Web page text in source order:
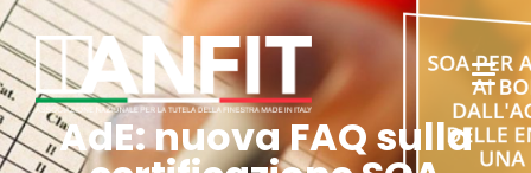
AdE: nuova FAQ sulla